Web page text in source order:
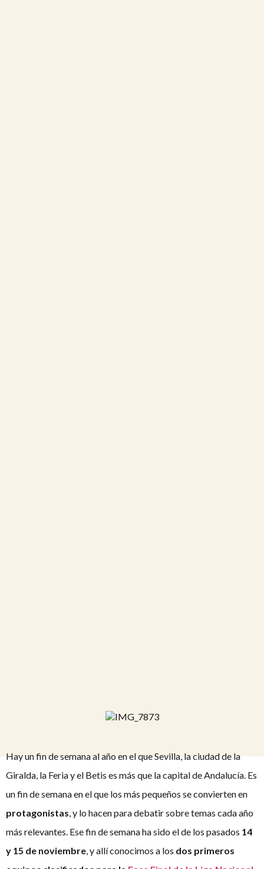
Hay un fin de semana al año en el que Sevilla, la ciudad de la
Giralda, la Feria y el Betis es más que la capital de Andalucía. Es
un fin de semana en el que los más pequeños se convierten en
protagonistas, y lo hacen para debatir sobre temas cada año
más relevantes. Ese fin de semana ha sido el de los pasados 14
y 15 de noviembre, y allí conocimos a los dos primeros